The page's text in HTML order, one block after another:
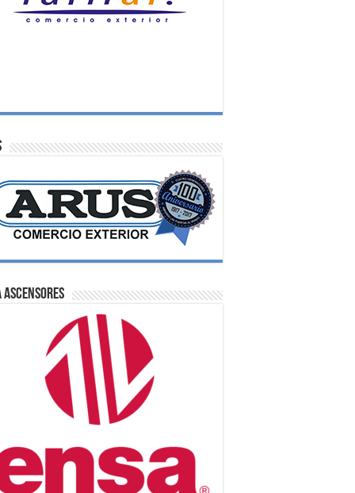
Ascensores